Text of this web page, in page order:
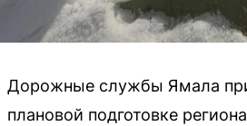
Дорожные службы Ямала
плановой подготовке